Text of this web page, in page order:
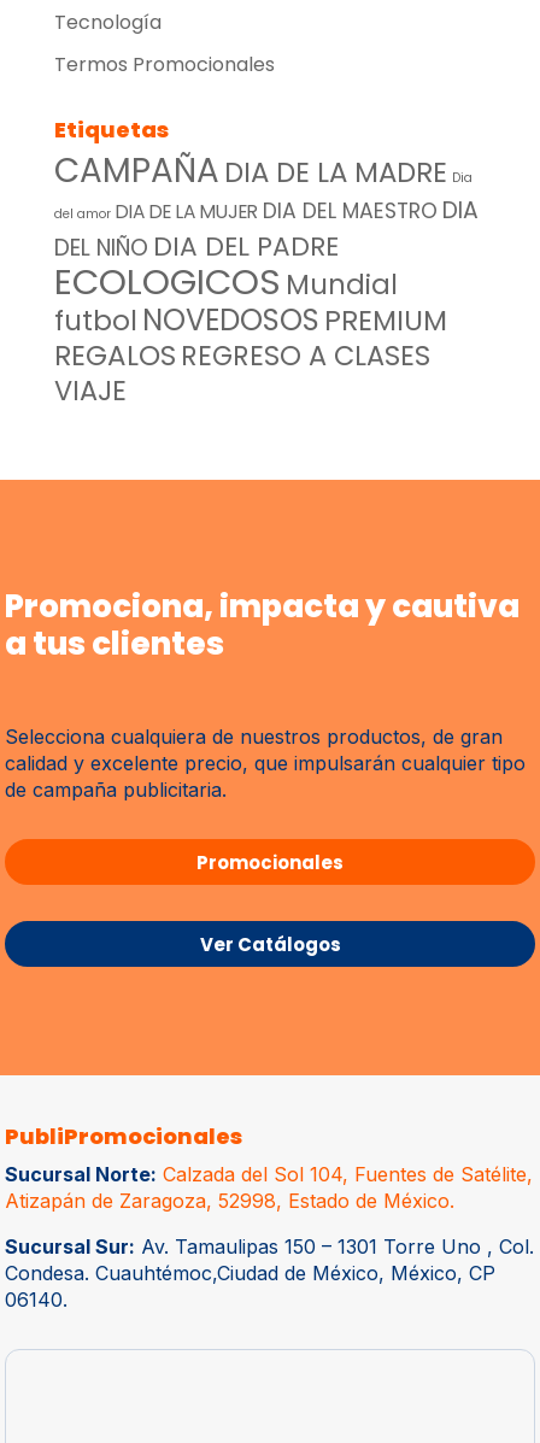
Tecnología
Termos Promocionales
Etiquetas
CAMPAÑA DIA DE LA MADRE Dia
del amor DIA DE LA MUJER DIA DEL MAESTRO DIA
DEL NIÑO DIA DEL PADRE
ECOLOGICOS Mundial
futbol NOVEDOSOS PREMIUM
REGALOS REGRESO A CLASES
VIAJE
Promociona, impacta y cautiva
a tus clientes
Selecciona cualquiera de nuestros productos, de gran
calidad y excelente precio, que impulsarán cualquier tipo
de campaña publicitaria.
Promocionales
Ver Catálogos
PubliPromocionales
Sucursal Norte: Calzada del Sol 104, Fuentes de Satélite,
Atizapán de Zaragoza, 52998, Estado de México.
Sucursal Sur: Av. Tamaulipas 150 – 1301 Torre Uno , Col.
Condesa. Cuauhtémoc,Ciudad de México, México, CP
06140.